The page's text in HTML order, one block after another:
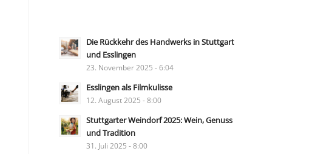
Die Rückkehr des Handwerks in Stuttgart
und Esslingen
23. November 2025 - 6:04
Esslingen als Filmkulisse
12. August 2025 - 8:00
Stuttgarter Weindorf 2025: Wein, Genuss
und Tradition
31. Juli 2025 - 8:00